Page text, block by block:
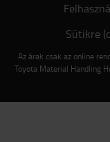
Sütikre
Az árak csak az online
Toyota Material Handling